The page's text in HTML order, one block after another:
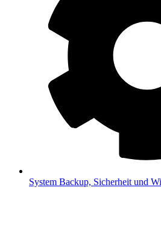
System Backup, Sicherheit und